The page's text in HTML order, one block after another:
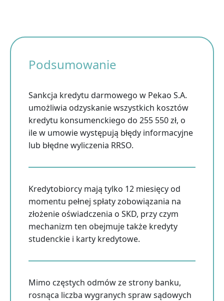
Podsumowanie
Sankcja kredytu darmowego w Pekao S.A.
umożliwia odzyskanie wszystkich kosztów
kredytu konsumenckiego do 255 550 zł, o
ile w umowie występują błędy informacyjne
lub błędne wyliczenia RRSO.
Kredytobiorcy mają tylko 12 miesięcy od
momentu pełnej spłaty zobowiązania na
złożenie oświadczenia o SKD, przy czym
mechanizm ten obejmuje także kredyty
studenckie i karty kredytowe.
Mimo częstych odmów ze strony banku,
rosnąca liczba wygranych spraw sądowych